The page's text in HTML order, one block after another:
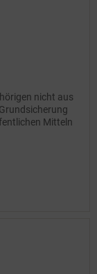
nicht aus
Mitteln